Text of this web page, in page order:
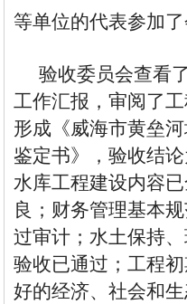
等单位的代表参加了
验收委员会查看
工作汇报，审阅了
形成 《威海市黄垒
鉴定书》，验收结论
水库工程建设内容已
良 ； 财务管理基本
过审计；水土保持
验收已通过；工程初
好的经济、社会和